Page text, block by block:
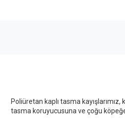
Poliüretan kaplı tasma
tasma koruyucusuna ve çoğu